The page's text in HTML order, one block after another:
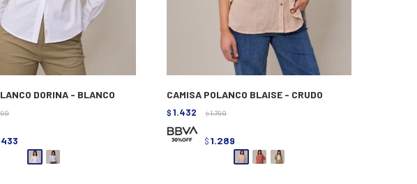
DORINA - BLANCO CAMISA POLANCO BLAISE - CRUDO
$ 1.432 $ 1.790
$ 1.289